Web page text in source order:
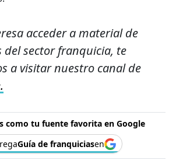
acceder a material de
del sector franquicia, te
a visitar nuestro canal de
como tu fuente favorita en Google
Guía de franquiciasen